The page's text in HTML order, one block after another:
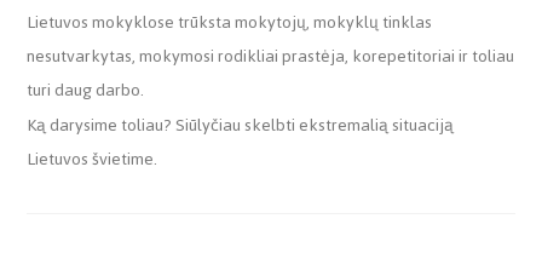
Lietuvos mokyklose trūksta mokytojų, mokyklų tinklas
nesutvarkytas, mokymosi rodikliai prastėja, korepetitoriai ir toliau
turi daug darbo.
Ką darysime toliau? Siūlyčiau skelbti ekstremalią situaciją
Lietuvos švietime.